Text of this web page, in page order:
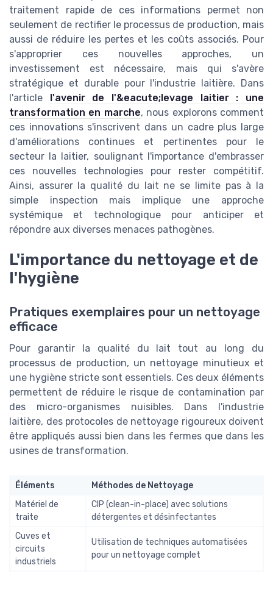
traitement rapide de ces informations permet non
seulement de rectifier le processus de production, mais
aussi de réduire les pertes et les coûts associés. Pour
s'approprier ces nouvelles approches, un
investissement est nécessaire, mais qui s'avère
stratégique et durable pour l'industrie laitière. Dans
l'article l'avenir de l'&eacute;levage laitier : une
transformation en marche, nous explorons comment
ces innovations s'inscrivent dans un cadre plus large
d'améliorations continues et pertinentes pour le
secteur la laitier, soulignant l'importance d'embrasser
ces nouvelles technologies pour rester compétitif.
Ainsi, assurer la qualité du lait ne se limite pas à la
simple inspection mais implique une approche
systémique et technologique pour anticiper et
répondre aux diverses menaces pathogènes.
L'importance du nettoyage et de
l'hygiène
Pratiques exemplaires pour un nettoyage
efficace
Pour garantir la qualité du lait tout au long du
processus de production, un nettoyage minutieux et
une hygiène stricte sont essentiels. Ces deux éléments
permettent de réduire le risque de contamination par
des micro-organismes nuisibles. Dans l'industrie
laitière, des protocoles de nettoyage rigoureux doivent
être appliqués aussi bien dans les fermes que dans les
usines de transformation.
Éléments
Méthodes de Nettoyage
Matériel de
traite
CIP (clean-in-place) avec solutions
détergentes et désinfectantes
Cuves et
circuits
industriels
Utilisation de techniques automatisées
pour un nettoyage complet